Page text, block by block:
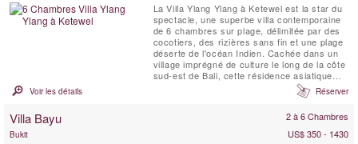
La Villa Ylang Ylang à Ketewel est la star du
spectacle, une superbe villa contemporaine
de 6 chambres sur plage, délimitée par des
cocotiers, des rizières sans fin et une plage
déserte de l'océan Indien. Cachée dans un
village imprégné de culture le long de la côte
sud-est de Bali, cette résidence asiatique
moderne respire le luxe et le glamour, avec
des intérieurs révélant des goûts exquis et
Voir les détails Réserver
Villa Bayu 2 à 6 Chambres
Bukit
US$ 350 - 1430